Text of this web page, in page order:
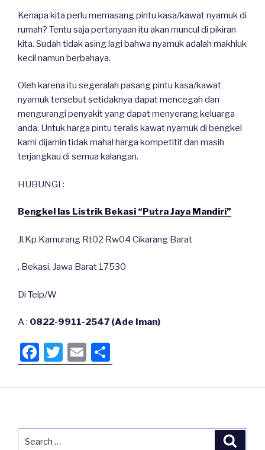
Kenapa kita perlu memasang pintu kasa/kawat nyamuk di
rumah? Tentu saja pertanyaan itu akan muncul di pikiran
kita. Sudah tidak asing lagi bahwa nyamuk adalah makhluk
kecil namun berbahaya.
Oleh karena itu segeralah pasang pintu kasa/kawat
nyamuk tersebut setidaknya dapat mencegah dan
mengurangi penyakit yang dapat menyerang keluarga
anda. Untuk harga pintu teralis kawat nyamuk di bengkel
kami dijamin tidak mahal harga kompetitif dan masih
terjangkau di semua kalangan.
HUBUNGI :
Bengkel las Listrik Bekasi “Putra Jaya Mandiri”
Jl.Kp Kamurang Rt02 Rw04 Cikarang Barat
, Bekasi, Jawa Barat 17530
Di Telp/W
A : 0822-9911-2547 (Ade Iman)
F
a
c
b
T
wi
tt
E
m
ail
h
ar